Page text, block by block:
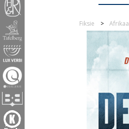
Fiksie